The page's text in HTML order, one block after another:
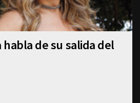
habla de su salida del